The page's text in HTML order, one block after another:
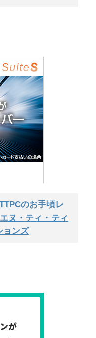
のお手頃レ
ヌ・ティ・ティ
ョンズ